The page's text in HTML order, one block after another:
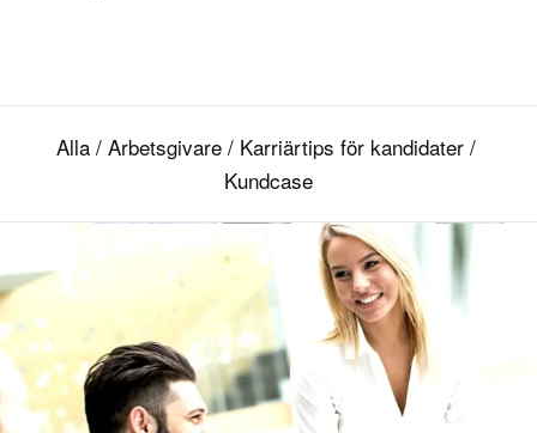
Alla / Arbetsgivare / Karriärtips för kandidater /
Kundcase